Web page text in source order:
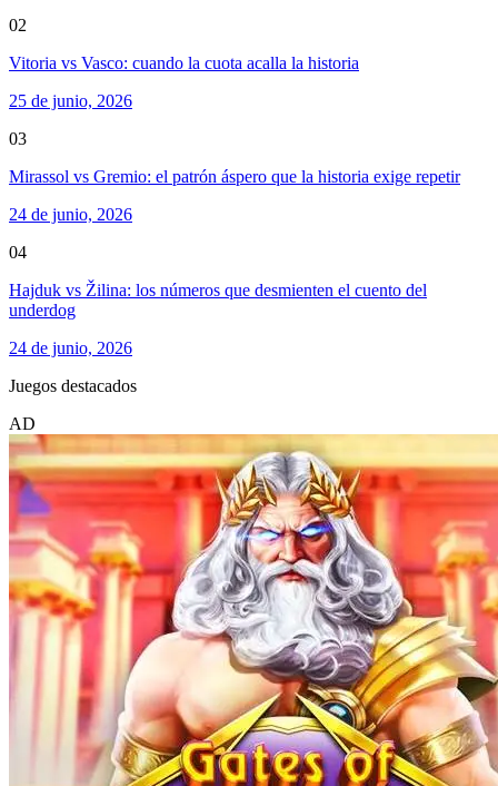
02
Vitoria vs Vasco: cuando la cuota acalla la historia
25 de junio, 2026
03
Mirassol vs Gremio: el patrón áspero que la historia exige repetir
24 de junio, 2026
04
Hajduk vs Žilina: los números que desmienten el cuento del
underdog
24 de junio, 2026
Juegos destacados
AD